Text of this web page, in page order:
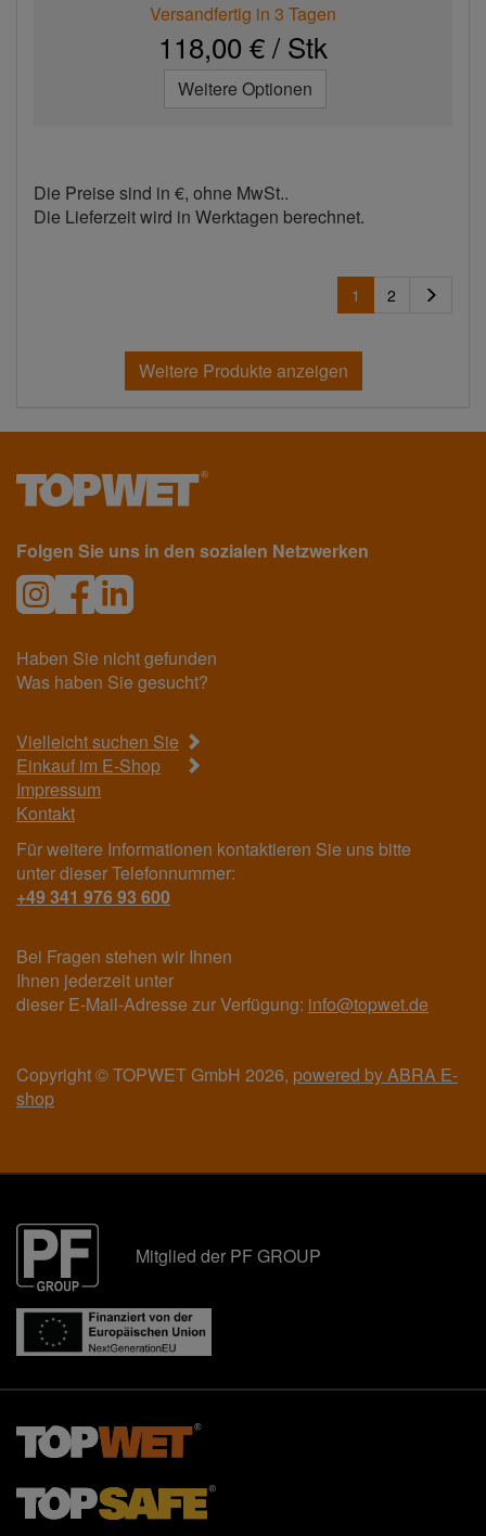
Versandfertig in 3 Tagen
118,00 € / Stk
Weitere Optionen
Die Preise sind in €, ohne MwSt..
Die Lieferzeit wird in Werktagen berechnet.
1 2
Weitere Produkte anzeigen
Folgen Sie uns in den sozialen Netzwerken
Haben Sie nicht gefunden
Was haben Sie gesucht?
Vielleicht suchen Sie
Einkauf im E-Shop
Impressum
Kontakt
Für weitere Informationen kontaktieren Sie uns bitte
unter dieser Telefonnummer:
+49 341 976 93 600
Bei Fragen stehen wir Ihnen
Ihnen jederzeit unter
dieser E-Mail-Adresse zur Verfügung: info@topwet.de
Copyright © TOPWET GmbH 2026, powered by ABRA E-
shop
Mitglied der PF GROUP